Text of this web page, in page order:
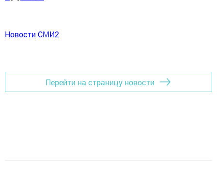
Новости СМИ2
Перейти на страницу новости